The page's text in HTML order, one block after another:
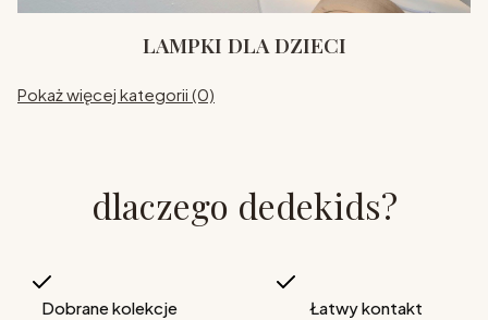
LAMPKI DLA DZIECI
Pokaż więcej kategorii (0)
dlaczego dedekids?
Dobrane kolekcje
Łatwy kontakt